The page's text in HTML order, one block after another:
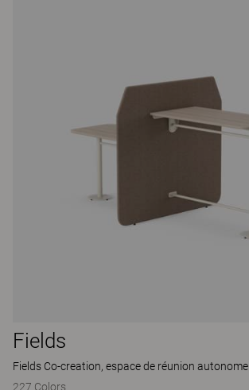
Fields
Fields Co-creation, espace de réunion autonome
227 Colors